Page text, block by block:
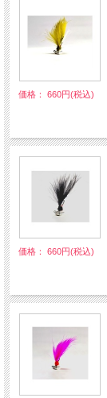
価格： 660円(税込)
価格： 660円(税込)